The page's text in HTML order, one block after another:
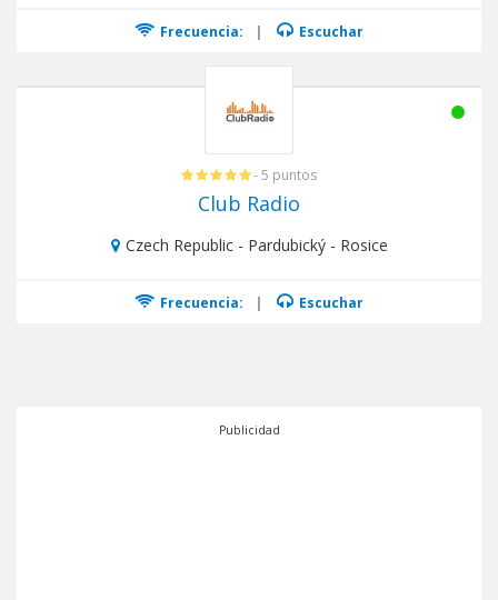
Frecuencia: | Escuchar
- 5 puntos
Club Radio
Czech Republic - Pardubický - Rosice
Frecuencia: | Escuchar
Publicidad